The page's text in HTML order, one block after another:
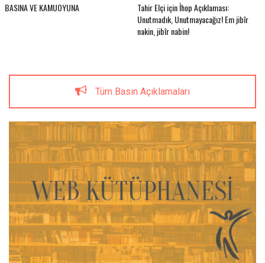
BASINA VE KAMUOYUNA
Tahir Elçi için İhop Açıklaması:
Unutmadık, Unutmayacağız! Em jibîr
nakin, jibîr nabin!
Tüm Basın Açıklamaları